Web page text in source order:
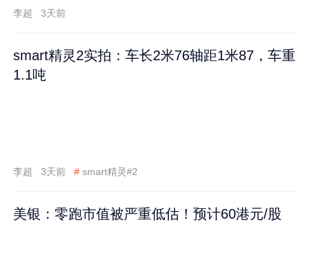
李超 3天前
smart精灵2实拍：车长2米76轴距1米87，车重
1.1吨
李超 3天前 # smart精灵#2
美银：零跑市值被严重低估！预计60港元/股